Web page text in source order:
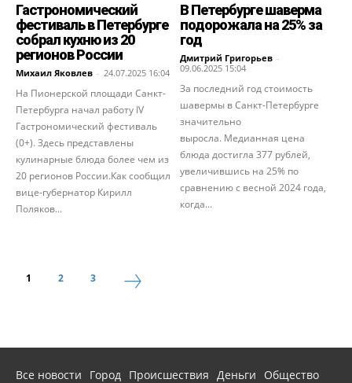
Гастрономический
фестиваль в Петербурге
собрал кухню из 20
регионов России
Михаил Яковлев - 24.07.2025 16:04
На Пионерской площади Санкт-
Петербурга начал работу IV
Гастрономический фестиваль
(0+). Здесь представлены
кулинарные блюда более чем из
20 регионов России.Как сообщил
вице-губернатор Кирилл
Поляков...
В Петербурге шаверма
подорожала на 25% за
год
Дмитрий Григорьев -
09.06.2025 15:04
За последний год стоимость
шавермы в Санкт-Петербурге
значительно
выросла. Медианная цена
блюда достигла 377 рублей,
увеличившись на 25% по
сравнению с весной 2024 года,
когда...
1 2 3
Все новости Город Происшествия Деньги
Общество